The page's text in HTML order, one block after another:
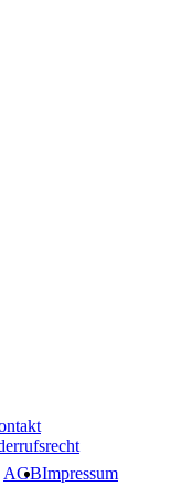
AGBImpressum